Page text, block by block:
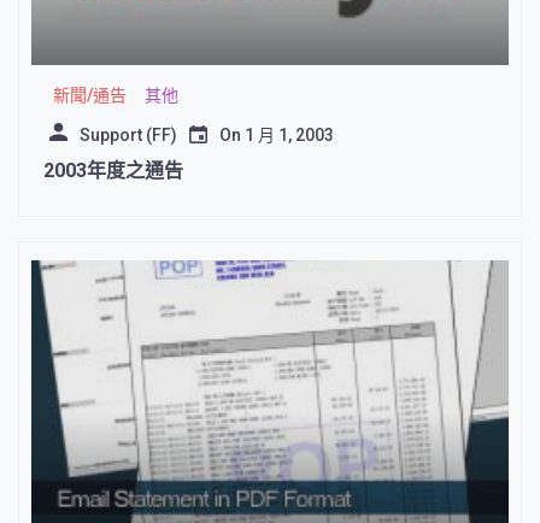
新聞/通告 其他
Support (FF) On 1 月 1, 2003
2003年度之通告